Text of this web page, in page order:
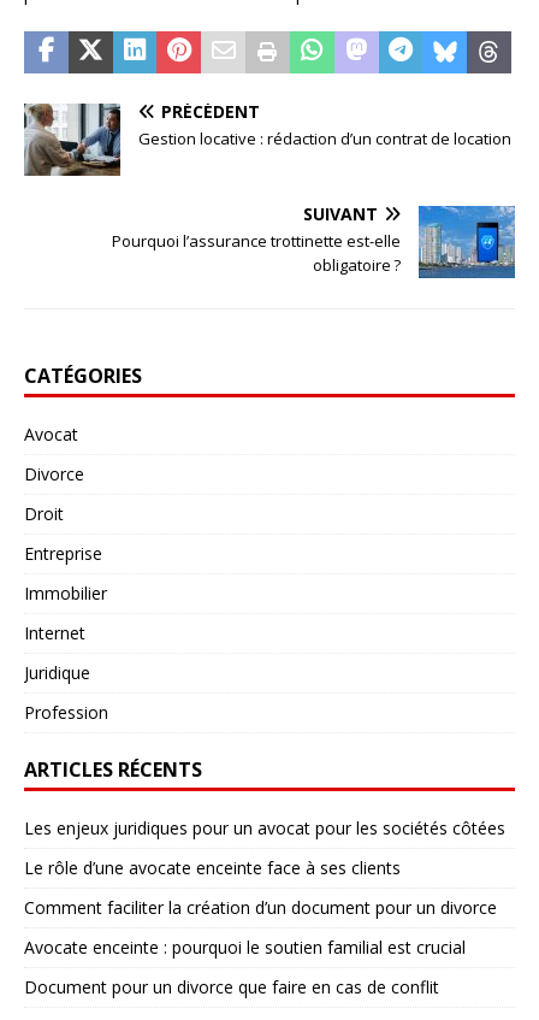
PRÉCÉDENT
Gestion locative : rédaction d’un contrat de location
SUIVANT
Pourquoi l’assurance trottinette est-elle
obligatoire ?
CATÉGORIES
Avocat
Divorce
Droit
Entreprise
Immobilier
Internet
Juridique
Profession
ARTICLES RÉCENTS
Les enjeux juridiques pour un avocat pour les sociétés côtées
Le rôle d’une avocate enceinte face à ses clients
Comment faciliter la création d’un document pour un divorce
Avocate enceinte : pourquoi le soutien familial est crucial
Document pour un divorce que faire en cas de conflit